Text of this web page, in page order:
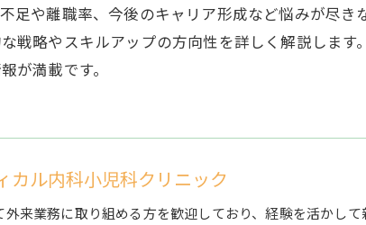
足や離職率、今後のキャリア形成など悩みが尽
戦略やスキルアップの方向性を詳しく解説しま
が満載です。
カル内科小児科クリニック
外来業務に取り組める方を歓迎しており、経験を活かし